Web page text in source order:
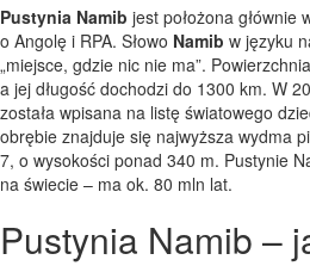
Pustynia Namib jest położona głównie
o Angolę i RPA. Słowo Namib w języku
„miejsce, gdzie nic nie ma”.
a jej długość dochodzi do 1300 km. W
została wpisana na listę światowego
obrębie znajduje się najwyższa wydma
7, o wysokości ponad 340 m. Pustynie
na świecie – ma ok. 80 mln lat.
Pustynia Namib –